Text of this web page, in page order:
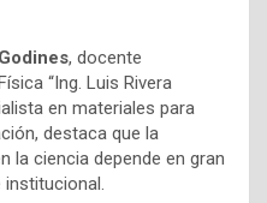
, docente
“Ing. Luis Rivera
en materiales para
destaca que la
la ciencia depende en gran
institucional.